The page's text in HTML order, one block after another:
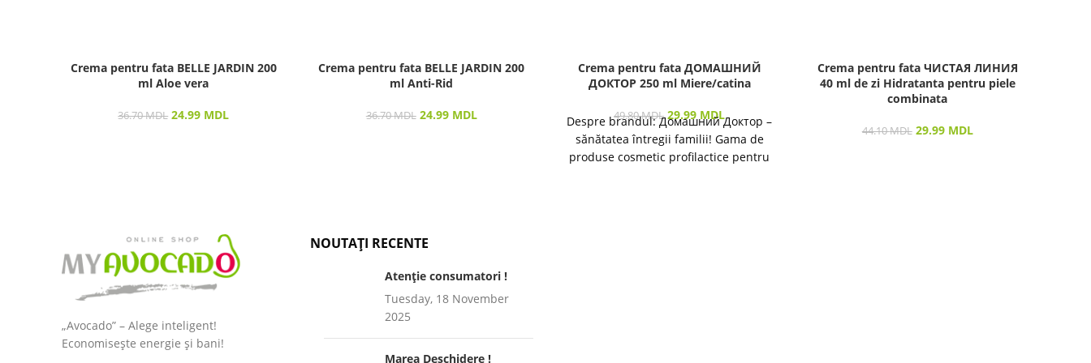
Crema pentru fata BELLE JARDIN 200
ml Aloe vera
36.70MDL 24.99 MDL
Crema pentru fata BELLE JARDIN 200
ml Anti-Rid
36.70MDL 24.99 MDL
Crema pentru fata ДОМАШНИЙ
ДОКТОР 250 ml Miere/catina
49.80MDL 29.99 MDL
Despre brandul: Домашний Доктор –
sănătatea întregii familii! Gama de
produse cosmetic profilactice pentru
Crema pentru fata ЧИСТАЯ ЛИНИЯ
40 ml de zi Hidratanta pentru piele
combinata
44.10MDL 29.99 MDL
„Avocado” – Alege inteligent!
Economisește energie și bani!
NOUTAȚI RECENTE
Atenție consumatori !
Tuesday, 18 November
2025
Marea Deschidere !